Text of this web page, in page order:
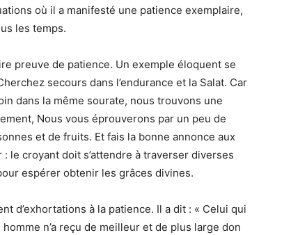
les temps.
preuve de patience. Un exemple éloquent se
secours dans l’endurance et la Salat. Car
dans la même sourate, nous trouvons une
Nous vous éprouverons par un peu de
et de fruits. Et fais la bonne annonce aux
le croyant doit s’attendre à traverser diverses
espérer obtenir les grâces divines.
n’a reçu de meilleur et de plus large don